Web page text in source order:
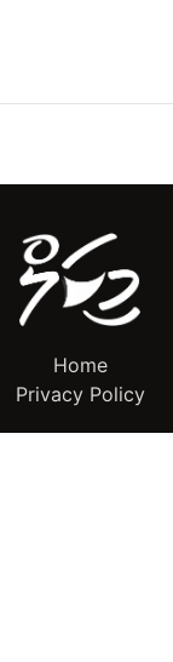
Home
Privacy Policy